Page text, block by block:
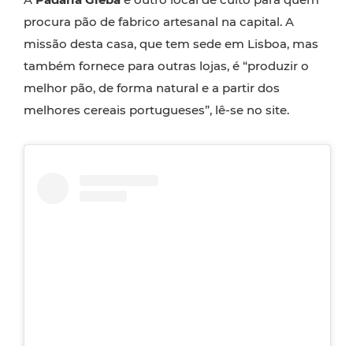
procura pão de fabrico artesanal na capital. A
missão desta casa, que tem sede em Lisboa, mas
também fornece para outras lojas, é “produzir o
melhor pão, de forma natural e a partir dos
melhores cereais portugueses”, lê-se no site.